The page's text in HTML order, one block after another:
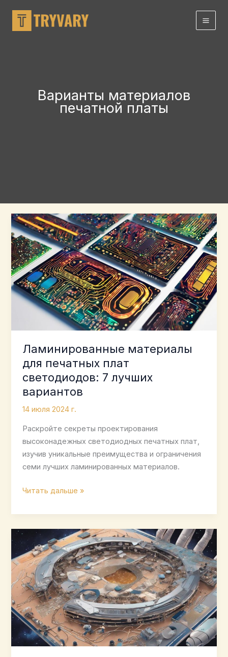
содержанию
Варианты материалов
печатной платы
Ламинированные материалы
для печатных плат
светодиодов: 7 лучших
вариантов
14 июля 2024 г.
Раскройте секреты проектирования
высоконадежных светодиодных печатных плат,
изучив уникальные преимущества и ограничения
семи лучших ламинированных материалов.
Ламинированные
для
печатных
плат
светодиодов:
7
лучших
вариантов
Читать дальше »